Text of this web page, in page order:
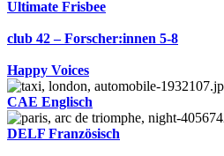
Ultimate Frisbee
club 42 – Forscher:innen 5-8
Happy Voices
CAE Englisch
DELF Französisch